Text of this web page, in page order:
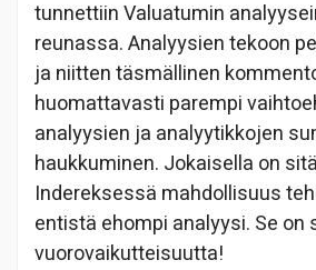
tunnettiin Valuatumin
reunassa. Analyysien tekoon
ja niitten täsmällinen
huomattavasti parempi
analyysien ja analyytikkojen
haukkuminen. Jokaisella on
Indereksessä mahdollisuus
entistä ehompi analyysi. Se on
vuorovaikutteisuutta!